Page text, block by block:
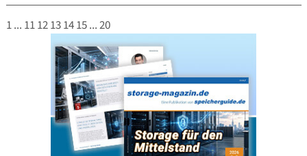
1... 1112131415...20